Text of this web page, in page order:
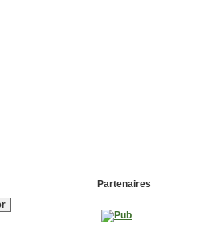
Partenaires